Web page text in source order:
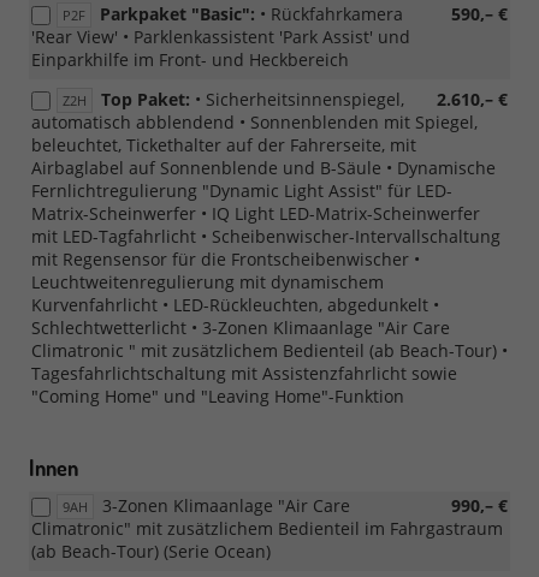
-
LED
Matrix
Scheinwerfer
und
[Z2H]
Top
Paket
P2F 590,– €
Parkpaket "Basic": • Rückfahrkamera
'Rear View' • Parklenkassistent 'Park Assist' und
Einparkhilfe im Front- und Heckbereich
Z2H 2.610,– €
Top Paket: • Sicherheitsinnenspiegel,
automatisch abblendend • Sonnenblenden mit Spiegel,
beleuchtet, Tickethalter auf der Fahrerseite, mit
Airbaglabel auf Sonnenblende und B-Säule • Dynamische
Fernlichtregulierung "Dynamic Light Assist" für LED-
Matrix-Scheinwerfer • IQ Light LED-Matrix-Scheinwerfer
mit LED-Tagfahrlicht • Scheibenwischer-Intervallschaltung
mit Regensensor für die Frontscheibenwischer •
Leuchtweitenregulierung mit dynamischem
Kurvenfahrlicht • LED-Rückleuchten, abgedunkelt •
Schlechtwetterlicht • 3-Zonen Klimaanlage "Air Care
Climatronic " mit zusätzlichem Bedienteil (ab Beach-Tour) •
Tagesfahrlichtschaltung mit Assistenzfahrlicht sowie
"Coming Home" und "Leaving Home"-Funktion
Innen
9AH 990,– €
3-Zonen Klimaanlage "Air Care
Climatronic" mit zusätzlichem Bedienteil im Fahrgastraum
(ab Beach-Tour) (Serie Ocean)